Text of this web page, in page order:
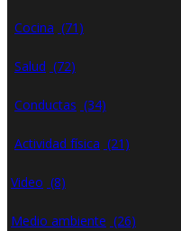
Cocina (71)
Salud (72)
Conductas (34)
Actividad física (21)
Video (8)
Medio ambiente (26)